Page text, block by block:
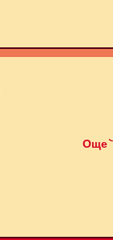
Още